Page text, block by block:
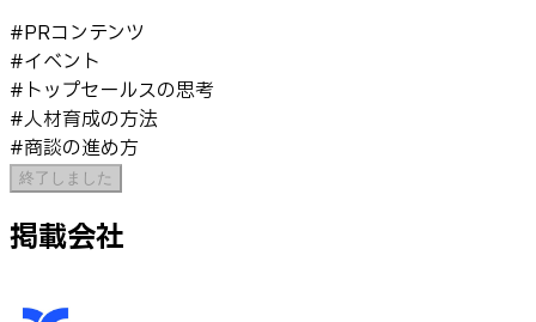
#PRコンテンツ
#イベント
# トップセールスの思考
#人材育成の方法
#商談の進め方
終了しました
掲載会社